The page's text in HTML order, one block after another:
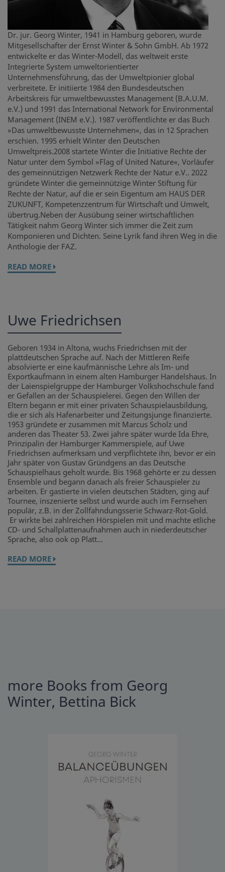
Dr. jur. Georg Winter, 1941 in Hamburg geboren, wurde
Mitgesellschafter der Ernst Winter & Sohn GmbH. Ab 1972
entwickelte er das Winter-Modell, das weltweit erste
Integrierte System umweltorientierter
Unternehmensführung, das der Umweltpionier global
verbreitete. Er initiierte 1984 den Bundesdeutschen
Arbeitskreis für umweltbewusstes Management (B.A.U.M.
e.V.) und 1991 das International Network for Environmental
Management (INEM e.V.). 1987 veröffentlichte er das Buch
»Das umweltbewusste Unternehmen«, das in 12 Sprachen
erschien. 1995 erhielt Winter den Deutschen
Umweltpreis.2008 startete Winter die Initiative Rechte der
Natur unter dem Symbol »Flag of United Nature«, Vorläufer
des gemeinnützigen Netzwerk Rechte der Natur e.V.. 2022
gründete Winter die gemeinnützige Winter Stiftung für
Rechte der Natur, auf die er sein Eigentum am HAUS DER
ZUKUNFT, Kompetenzzentrum für Wirtschaft und Umwelt,
übertrug.Neben der Ausübung seiner wirtschaftlichen
Tätigkeit nahm Georg Winter sich immer die Zeit zum
Komponieren und Dichten. Seine Lyrik fand ihren Weg in die
Anthologie der FAZ.
READ MORE
Uwe Friedrichsen
Geboren 1934 in Altona, wuchs Friedrichsen mit der
plattdeutschen Sprache auf. Nach der Mittleren Reife
absolvierte er eine kaufmännische Lehre als Im- und
Exportkaufmann in einem alten Hamburger Handelshaus. In
der Laienspielgruppe der Hamburger Volkshochschule fand
er Gefallen an der Schauspielerei. Gegen den Willen der
Eltern begann er mit einer privaten Schauspielausbildung,
die er sich als Hafenarbeiter und Zeitungsjunge finanzierte.
1953 gründete er zusammen mit Marcus Scholz und
anderen das Theater 53. Zwei jahre später wurde Ida Ehre,
Prinzipalin der Hamburger Kammerspiele, auf Uwe
Friedrichsen aufmerksam und verpflichtete ihn, bevor er ein
Jahr später von Gustav Gründgens an das Deutsche
Schauspielhaus geholt wurde. Bis 1968 gehörte er zu dessen
Ensemble und begann danach als freier Schauspieler zu
arbeiten. Er gastierte in vielen deutschen Städten, ging auf
Tournee, inszenierte selbst und wurde auch im Fernsehen
populär, z.B. in der Zollfahndungsserie Schwarz-Rot-Gold.
Er wirkte bei zahlreichen Hörspielen mit und machte etliche
CD- und Schallplattenaufnahmen auch in niederdeutscher
Sprache, also ook op Platt...
READ MORE
more Books from Georg
Winter, Bettina Bick